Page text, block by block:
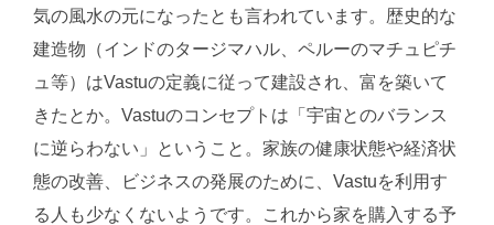
気の風水の元になったとも言われています。歴史的な
建造物（インドのタージマハル、ペルーのマチュピチ
ュ等）はVastuの定義に従って建設され、富を築いて
きたとか。Vastuのコンセプトは「宇宙とのバランス
に逆らわない」ということ。家族の健康状態や経済状
態の改善、ビジネスの発展のために、Vastuを利用す
る人も少なくないようです。これから家を購入する予